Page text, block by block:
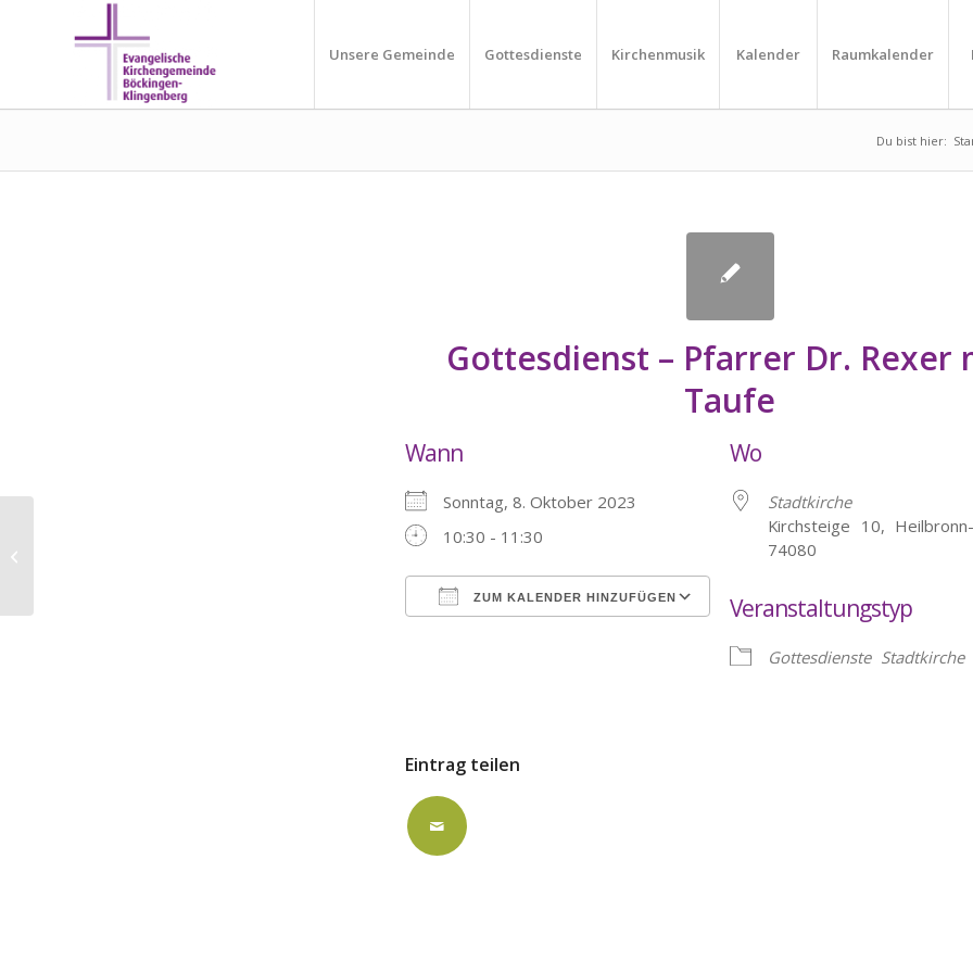
Unsere Gemeinde Gottesdienste Kirchenmusik Kalender Raumkalender
Du bist hier:
Gottesdienst – Pfarrer Dr. Rexer
Taufe
Wann
Sonntag, 8. Oktober 2023
10:30 - 11:30
ZUM KALENDER HINZUFÜGEN
Wo
Stadtkirche
Kirchsteige 10,
74080
Veranstaltungstyp
Gottesdienste Stadtkirche
Eintrag teilen